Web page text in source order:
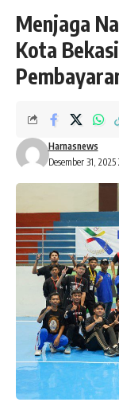
Menjaga
Kota
Desember 31,
Harnasnews